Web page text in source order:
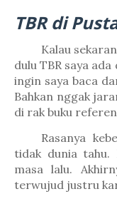
TBR di
Kalau
dulu TBR saya
ingin saya baca
Bahkan nggak
di rak buku
Rasanya
tidak dunia tahu.
masa lalu.
terwujud justru